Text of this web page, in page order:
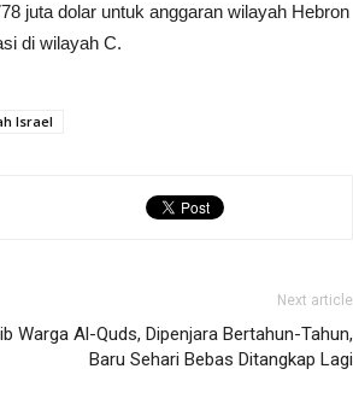
juta dolar untuk anggaran wilayah Hebron
di wilayah C.
Israel
Next article
Warga Al-Quds, Dipenjara Bertahun-Tahun,
Baru Sehari Bebas Ditangkap Lagi